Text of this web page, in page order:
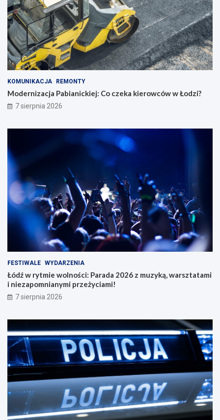
KOMUNIKACJA REMONTY
Modernizacja Pabianickiej: Co czeka kierowców w Łodzi?
7 sierpnia 2026
FESTIWALE WYDARZENIA
Łódź w rytmie wolności: Parada 2026 z muzyką, warsztatami
i niezapomnianymi przeżyciami!
7 sierpnia 2026